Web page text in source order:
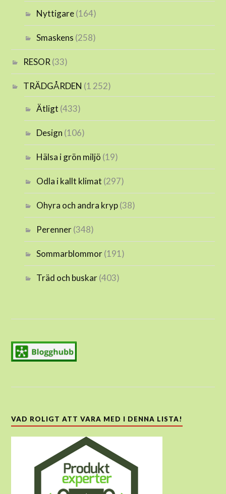
Nyttigare(164)
Smaskens (258)
RESOR(33)
TRÄDGÅRDEN (1 252)
Ätligt (433)
Design (106)
Hälsa i grön miljö (19)
Odla i kallt klimat (297)
Ohyra och andra kryp(38)
Perenner(348)
Sommarblommor(191)
Träd och buskar(403)
VAD ROLIGT ATT VARA MED I DENNA LISTA!